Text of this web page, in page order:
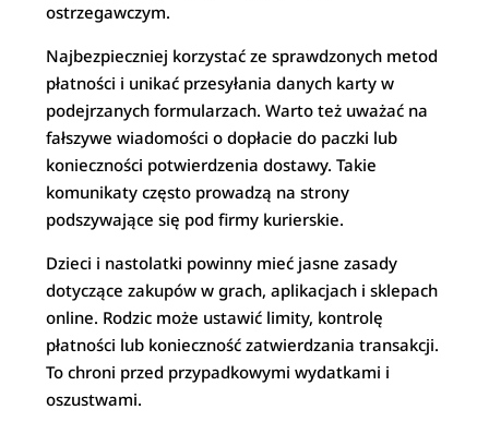
ostrzegawczym.
Najbezpieczniej korzystać ze sprawdzonych metod
płatności i unikać przesyłania danych karty w
podejrzanych formularzach. Warto też uważać na
fałszywe wiadomości o dopłacie do paczki lub
konieczności potwierdzenia dostawy. Takie
komunikaty często prowadzą na strony
podszywające się pod firmy kurierskie.
Dzieci i nastolatki powinny mieć jasne zasady
dotyczące zakupów w grach, aplikacjach i sklepach
online. Rodzic może ustawić limity, kontrolę
płatności lub konieczność zatwierdzania transakcji.
To chroni przed przypadkowymi wydatkami i
oszustwami.